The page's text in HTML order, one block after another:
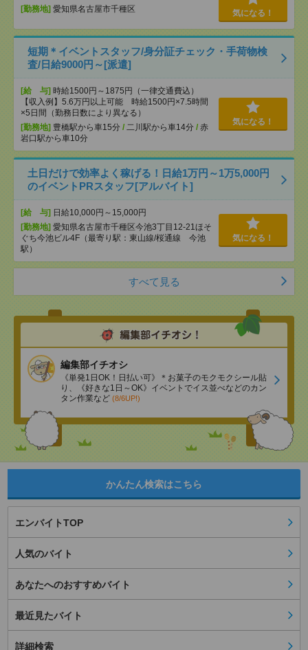
[勤務地] 愛知県名古屋市千種区 気になる！
短期＊イベントスタッフ/身分証チェック・手荷物検
査/日給9000円～[派遣]
[給 与] 時給1500円～1875円（一律交通費込）
【収入例】5.6万円以上可能 時給1500円×7.5時間
×5日間（勤務日数により異なる）
[勤務地] 豊橋駅から車15分 / 二川駅から車14分 / 赤
岩口駅から車10分
気になる！
土日だけで効率よく稼げる！日給1万円～1万5,000円
のイベントPRスタッフ[アルバイト]
[給 与] 日給10,000円～15,000円
[勤務地] 愛知県名古屋市千種区今池3丁目12-21ほそ
ぐち今池ビル4F（最寄り駅：東山線/桜通線 今池
駅）
気になる！
すべて見る
編集部イチオシ
《単発1日OK！日払い可》＊お菓子のモクモクシール貼
り、《好きな1日～OK》イベントでイス並べなどのカン
タン作業など (8/6UP!)
かんたん検索はこちら
エンバイトTOP
人気のバイト
あなたへのおすすめバイト
最近見たバイト
詳細検索